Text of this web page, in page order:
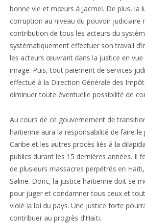
bonne vie et mœurs à Jacmel. De plus, la
corruption au niveau du pouvoir judiciaire
contribution de tous les acteurs du
systématiquement effectuer son travail
les acteurs œuvrant dans la justice en
image. Puis, tout paiement de services
effectué à la Direction Générale des
diminuer toute éventuelle possibilité de
Au cours de ce gouvernement de
haïtienne aura la responsabilité de faire le
Caribe et les autres procès liés à la
publics durant les 15 dernières années. Il
de plusieurs massacres perpétrés en
Saline. Donc, la justice haïtienne doit se
pour juger et condamner tous ceux et
violé la loi du pays. Une justice forte
contribuer au progrès d’Haïti.